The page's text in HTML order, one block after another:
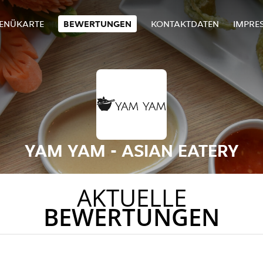
BEWERTUNGEN KONTAKTDATEN
YAM YAM - ASIAN EATERY
AKTUELLE
BEWERTUNGEN